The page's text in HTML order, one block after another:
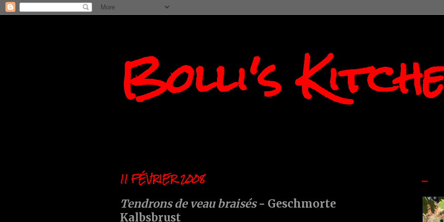
Bolli's
11 FÉVRIER 2008
Tendrons de veau braisés- Geschmorte
Kalbsbrust
...